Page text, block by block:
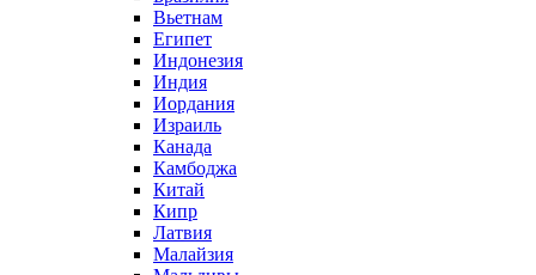
Вьетнам
Египет
Индонезия
Индия
Иордания
Израиль
Канада
Камбоджа
Китай
Кипр
Латвия
Малайзия